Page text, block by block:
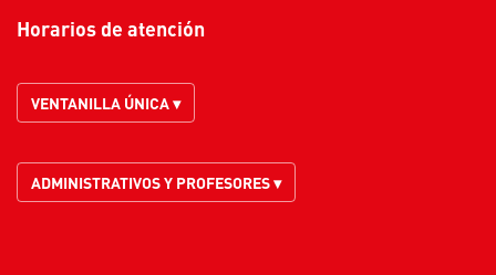
Horarios de atención
VENTANILLA ÚNICA ▾
ADMINISTRATIVOS Y PROFESORES ▾